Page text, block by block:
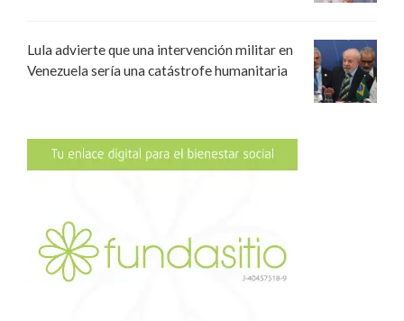
Lula advierte que una intervención militar en
Venezuela sería una catástrofe humanitaria